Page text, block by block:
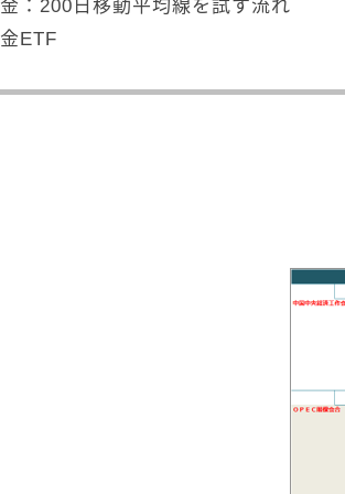
金：200日移動平均線を試す流れ
金ETF